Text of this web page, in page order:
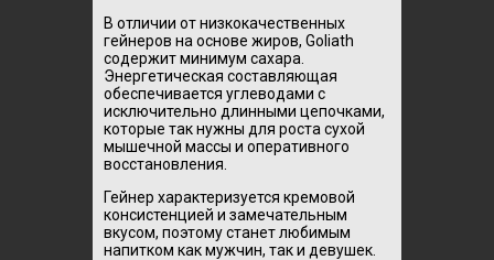
В отличии от низкокачественных
гейнеров на основе жиров, Goliath
содержит минимум сахара.
Энергетическая составляющая
обеспечивается углеводами с
исключительно длинными цепочками,
которые так нужны для роста сухой
мышечной массы и оперативного
восстановления.
Гейнер характеризуется кремовой
консистенцией и замечательным
вкусом, поэтому станет любимым
напитком как мужчин, так и девушек.